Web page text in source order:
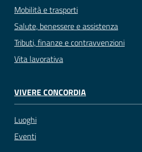
Mobilità e trasporti
Salute, benessere e assistenza
Tributi, finanze e contravvenzioni
Vita lavorativa
VIVERE CONCORDIA
Luoghi
Eventi